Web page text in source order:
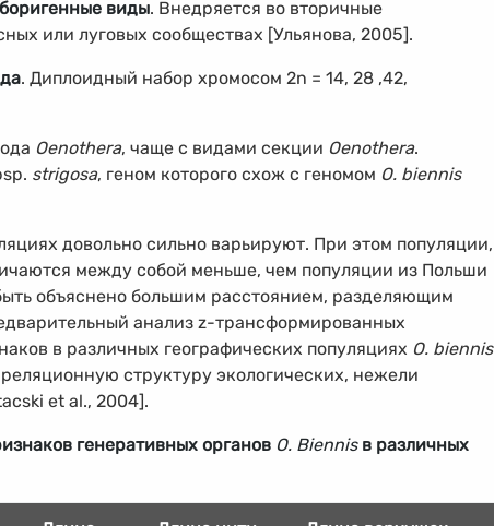
виды. Внедряется во вторичные
или луговых сообществах [Ульянова, 2005].
. Диплоидный набор хромосом 2n = 14, 28 ,42,
Oenothera, чаще с видами секции Oenothera.
strigosa, геном которого схож с геномом O. biennis
довольно сильно варьируют. При этом популяции,
между собой меньше, чем популяции из Польши
объяснено большим расстоянием, разделяющим
анализ z-трансформированных
в различных географических популяциях O. biennis
структуру экологических, нежели
et al., 2004].
генеративных органов O. Biennisв различных